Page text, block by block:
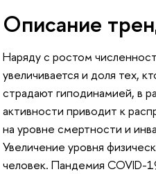
Описание
Наряду с ростом
увеличивается и доля тех,
страдают гиподинамией, в
активности приводит к
на уровне смертности и
Увеличение уровня
человек. Пандемия COVID-